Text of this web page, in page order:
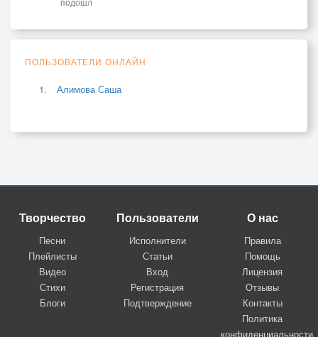
ПОЛЬЗОВАТЕЛИ ОНЛАЙН
Алимова Саша
Творчество
Песни
Плейлисты
Видео
Стихи
Блоги
Пользователи
Исполнители
Статьи
Вход
Регистрация
Подтверждение
О нас
Правила
Помощь
Лицензия
Отзывы
Контакты
Политика
конфиденциальности